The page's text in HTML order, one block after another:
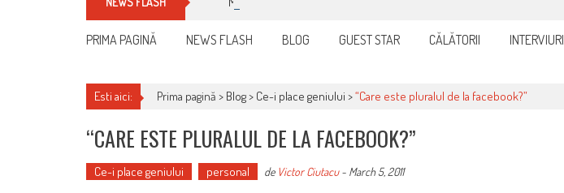
PRIMA PAGINĂ NEWS FLASH BLOG GUEST STAR CĂLĂTORII INTERVIURI
Esti aici: Prima pagină > Blog> Ce-i place geniului >“Care este pluralul de la facebook?”
“CARE ESTE PLURALUL DE LA FACEBOOK?”
Ce-i place geniului personal de Victor Ciutacu- March 5, 2011